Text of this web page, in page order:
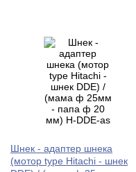
Шнек - адаптер шнека
(мотор type Hitachi - шнек